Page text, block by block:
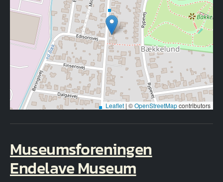
Leaflet | ©OpenStreetMapcontributors
Museumsforeningen
Endelave Museum